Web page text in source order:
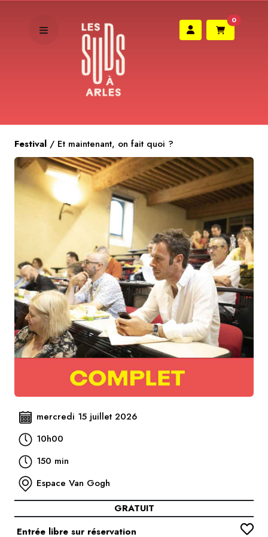
0
Festival / Et maintenant, on fait quoi ?
mercredi 15 juillet 2026
10h00
150 min
Espace Van Gogh
GRATUIT
Entrée libre sur réservation